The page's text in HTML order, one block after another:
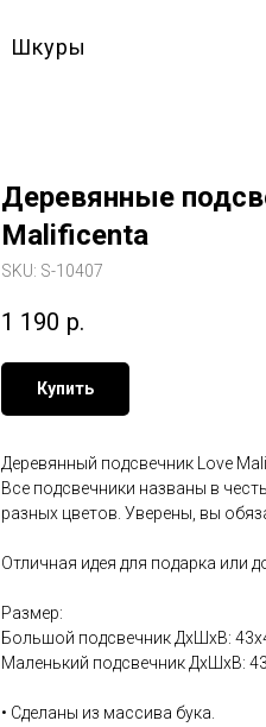
Шкуры
Деревянные
Malificenta
SKU: S-10407
1 190 р.
Купить
Деревянный подсвечник Love
Все подсвечники названы в
разных цветов. Уверены, вы
Отличная идея для подарка или
Размер:
Большой подсвечник ДхШхВ:
Маленький подсвечник ДхШхВ:
• Сделаны из массива бука.